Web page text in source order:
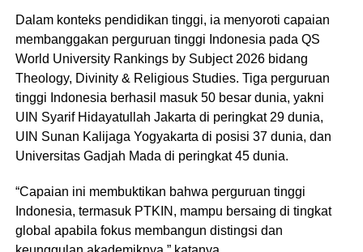
Dalam konteks pendidikan tinggi, ia menyoroti capaian
membanggakan perguruan tinggi Indonesia pada QS
World University Rankings by Subject 2026 bidang
Theology, Divinity & Religious Studies. Tiga perguruan
tinggi Indonesia berhasil masuk 50 besar dunia, yakni
UIN Syarif Hidayatullah Jakarta di peringkat 29 dunia,
UIN Sunan Kalijaga Yogyakarta di posisi 37 dunia, dan
Universitas Gadjah Mada di peringkat 45 dunia.
“Capaian ini membuktikan bahwa perguruan tinggi
Indonesia, termasuk PTKIN, mampu bersaing di tingkat
global apabila fokus membangun distingsi dan